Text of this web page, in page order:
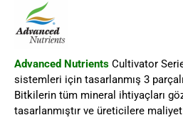
Advanced Nutrients Cultivator
sistemleri için tasarlanmış 3
Bitkilerin tüm mineral ihtiyaçları
tasarlanmıştır ve üreticilere